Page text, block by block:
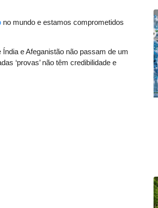
no mundo e estamos comprometidos
e Afeganistão não passam de um
‘provas’ não têm credibilidade e